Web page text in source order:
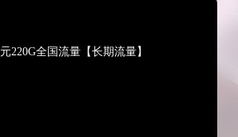
220G全国流量【长期流量】